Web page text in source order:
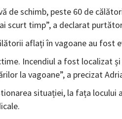
de schimb, peste 60 de
scurt timp”, a declarat
aflați în vagoane au fost
Incendiul a fost localizat
la vagoane”, a precizat
situației, la fața